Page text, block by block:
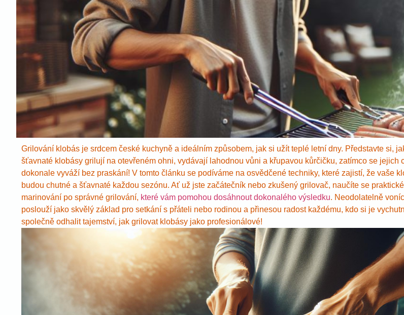
Grilování klobás je srdcem české kuchyně a ideálním způsobem, jak si užít teplé letní dny. Představte si,
šťavnaté klobásy grilují na otevřeném ohni, vydávají lahodnou vůni a křupavou kůrčičku, zatímco se jejich
dokonale vyváží bez praskání! V tomto článku se podíváme na osvědčené techniky, které zajistí, že vaše
budou chutné a šťavnaté každou sezónu. Ať už jste začátečník nebo zkušený grilovač, naučíte se
marinování po správné grilování, které vám pomohou dosáhnout dokonalého výsledku. Neodolatelně
poslouží jako skvělý základ pro setkání s přáteli nebo rodinou a přinesou radost každému, kdo si je
společně odhalit tajemství, jak grilovat klobásy jako profesionálové!